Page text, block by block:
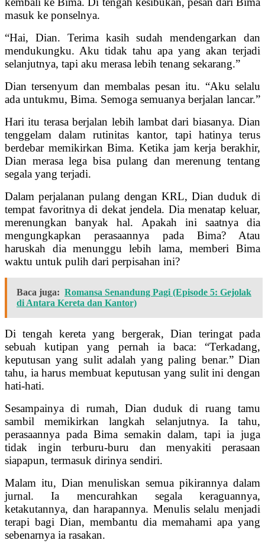
masuk ke ponselnya.
“Hai, Dian. Terima kasih sudah mendengarkan dan
mendukungku. Aku tidak tahu apa yang akan terjadi
selanjutnya, tapi aku merasa lebih tenang sekarang.”
Dian tersenyum dan membalas pesan itu. “Aku selalu
ada untukmu, Bima. Semoga semuanya berjalan lancar.”
Hari itu terasa berjalan lebih lambat dari biasanya. Dian
tenggelam dalam rutinitas kantor, tapi hatinya terus
berdebar memikirkan Bima. Ketika jam kerja berakhir,
Dian merasa lega bisa pulang dan merenung tentang
segala yang terjadi.
Dalam perjalanan pulang dengan KRL, Dian duduk di
tempat favoritnya di dekat jendela. Dia menatap keluar,
merenungkan banyak hal. Apakah ini saatnya dia
mengungkapkan perasaannya pada Bima? Atau
haruskah dia menunggu lebih lama, memberi Bima
waktu untuk pulih dari perpisahan ini?
Baca juga: Romansa Senandung Pagi (Episode 5: Gejolak
di Antara Kereta dan Kantor)
Di tengah kereta yang bergerak, Dian teringat pada
sebuah kutipan yang pernah ia baca: “Terkadang,
keputusan yang sulit adalah yang paling benar.” Dian
tahu, ia harus membuat keputusan yang sulit ini dengan
hati-hati.
Sesampainya di rumah, Dian duduk di ruang tamu
sambil memikirkan langkah selanjutnya. Ia tahu,
perasaannya pada Bima semakin dalam, tapi ia juga
tidak ingin terburu-buru dan menyakiti perasaan
siapapun, termasuk dirinya sendiri.
Malam itu, Dian menuliskan semua pikirannya dalam
jurnal. Ia mencurahkan segala keraguannya,
ketakutannya, dan harapannya. Menulis selalu menjadi
terapi bagi Dian, membantu dia memahami apa yang
sebenarnya ia rasakan.